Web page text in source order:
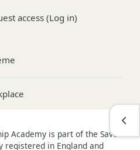
access (Log in)
Academy is part of the Save
registered in England and